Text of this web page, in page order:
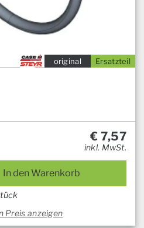
Ersatzteil
original
€ 7,57
inkl. MwSt.
In den Warenkorb
Preis anzeigen